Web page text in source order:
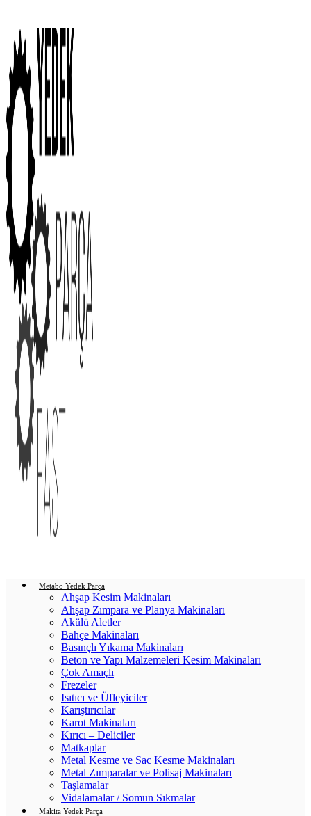
Metabo Yedek Parça
Ahşap Kesim Makinaları
Ahşap Zımpara ve Planya Makinaları
Akülü Aletler
Bahçe Makinaları
Basınçlı Yıkama Makinaları
Beton ve Yapı Malzemeleri Kesim Makinaları
Çok Amaçlı
Frezeler
Isıtıcı ve Üfleyiciler
Karıştırıcılar
Karot Makinaları
Kırıcı – Deliciler
Matkaplar
Metal Kesme ve Sac Kesme Makinaları
Metal Zımparalar ve Polisaj Makinaları
Taşlamalar
Vidalamalar / Somun Sıkmalar
Makita Yedek Parça